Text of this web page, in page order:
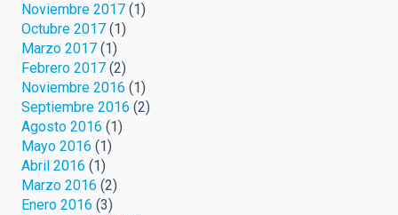
Noviembre 2017 (1)
Octubre 2017 (1)
Marzo 2017 (1)
Febrero 2017 (2)
Noviembre 2016 (1)
Septiembre 2016 (2)
Agosto 2016 (1)
Mayo 2016 (1)
Abril 2016 (1)
Marzo 2016 (2)
Enero 2016 (3)